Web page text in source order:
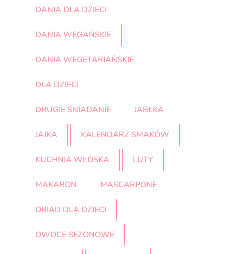
DANIA DLA DZIECI
DANIA WEGAŃSKIE
DANIA WEGETARIAŃSKIE
DLA DZIECI
DRUGIE ŚNIADANIE JABŁKA
JAJKA KALENDARZ SMAKÓW
KUCHNIA WŁOSKA LUTY
MAKARON MASCARPONE
OBIAD DLA DZIECI
OWOCE SEZONOWE